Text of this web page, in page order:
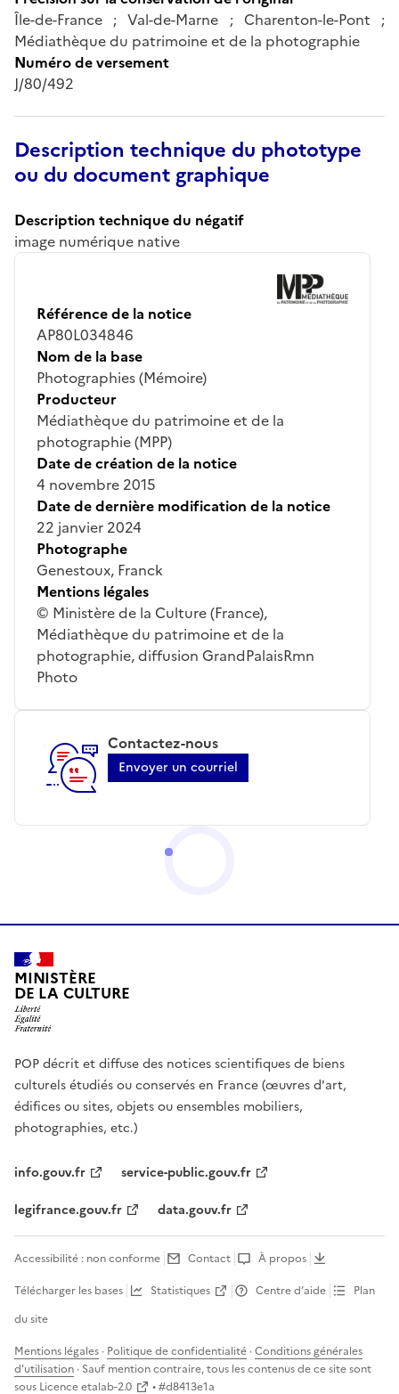
Île-de-France ; Val-de-Marne ; Charenton-le-Pont ;
Médiathèque du patrimoine et de la photographie
Numéro de versement
J/80/492
Description technique du phototype
ou du document graphique
Description technique du négatif
image numérique native
Référence de la notice
AP80L034846
Nom de la base
Photographies (Mémoire)
Producteur
Médiathèque du patrimoine et de la
photographie (MPP)
Date de création de la notice
4 novembre 2015
Date de dernière modification de la notice
22 janvier 2024
Photographe
Genestoux, Franck
Mentions légales
© Ministère de la Culture (France),
Médiathèque du patrimoine et de la
photographie, diffusion GrandPalaisRmn
Photo
Contactez-nous
Envoyer un courriel
MINISTÈRE
DE LA CULTURE
POP décrit et diffuse des notices scientifiques de biens
culturels étudiés ou conservés en France (œuvres d'art,
édifices ou sites, objets ou ensembles mobiliers,
photographies, etc.)
info.gouv.fr
service-public.gouv.fr
legifrance.gouv.fr
data.gouv.fr
Accessibilité : non conforme Contact
À propos
Télécharger les bases
Statistiques Centre d’aide
Plan
du site
Mentions légales · Politique de confidentialité ·Conditions générales
d'utilisation · Sauf mention contraire, tous les contenus de ce site sont
sous Licence etalab-2.0 • #d8413e1a